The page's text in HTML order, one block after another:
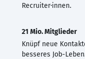
Recruiter·innen.
21 Mio. Mitglieder
Knüpf neue
besseres Job-